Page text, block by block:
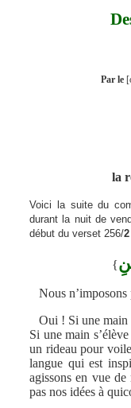
Par le
la
Voici la suite du
durant la nuit de
début du verset 256/2
{
Nous
Oui ! Si une main
Si une main
un rideau pour
langue qui est
agissons en vue
pas nos idées à